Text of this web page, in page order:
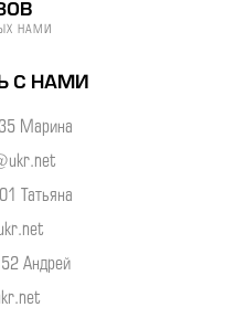
НАМИ
С НАМИ
Марина
Татьяна
Андрей